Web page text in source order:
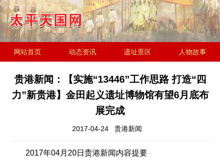
网站首页 动态资讯 遗址景区 人物故事
贵港新闻：【实施“13446”工作思路 打造“四
力”新贵港】金田起义遗址博物馆有望6月底布
展完成
2017-04-24 贵港新闻
2017年04月20日贵港新闻内容提要